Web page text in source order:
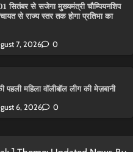
से सजेगा मुख्यमंत्री चौम्पियनशिप
से राज्य स्तर तक होगा प्रतिभा का
7, 2026 0
महिला वॉलीबॉल लीग की मेज़बानी
6, 2026 0